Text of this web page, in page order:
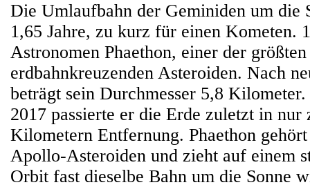
Die Umlaufbahn der Geminiden um die
1,65 Jahre, zu kurz für einen Kometen.
Astronomen Phaethon, einer der
erdbahnkreuzenden Asteroiden. Nach
beträgt sein Durchmesser 5,8
2017 passierte er die Erde zuletzt in
Kilometern Entfernung. Phaethon
Apollo-Asteroiden und zieht auf einem
Orbit fast dieselbe Bahn um die Sonne